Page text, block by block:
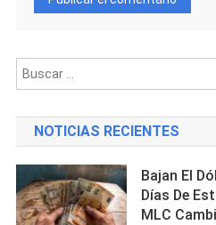
NOTICIAS RECIENTES
Bajan El
Días De
MLC